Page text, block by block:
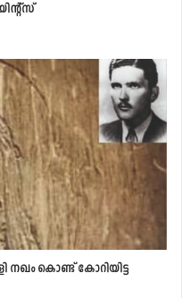
കൊണ്ട് കോറിയിട്ട